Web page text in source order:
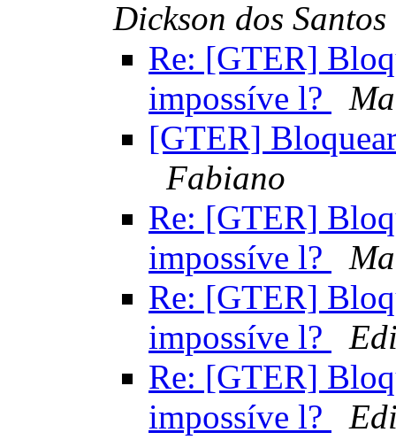
Dickson dos Santos
Re: [GTER]
impossíve l?
[GTER]
Fabiano
Re: [GTER]
impossíve l?
Re: [GTER]
impossíve l?
Re: [GTER]
impossíve l?